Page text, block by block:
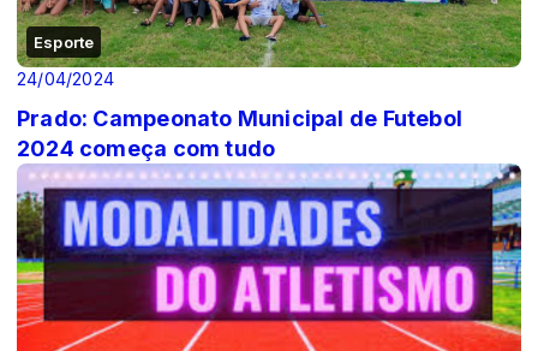
Esporte
24/04/2024
Prado: Campeonato Municipal de Futebol
2024 começa com tudo